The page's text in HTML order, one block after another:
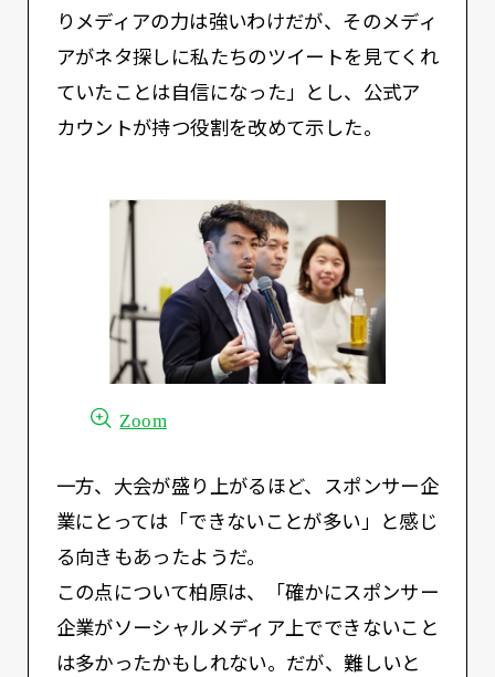
りメディアの力は強いわけだが、そのメディ
アがネタ探しに私たちのツイートを見てくれ
ていたことは自信になった」とし、公式ア
カウントが持つ役割を改めて示した。
Zoom
一方、大会が盛り上がるほど、スポンサー企
業にとっては「できないことが多い」と感じ
る向きもあったようだ。
この点について柏原は、「確かにスポンサー
企業がソーシャルメディア上でできないこと
は多かったかもしれない。だが、難しいと